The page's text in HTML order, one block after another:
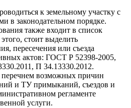
к земельному участку с
в законодательном порядке.
также входит в список
стоит выделить
пересечения или съезда
актов: ГОСТ Р 52398-2005,
П 34.13330.2012.
перечнем возможных причин
и ТУ примыканий, съездов и
регламенте
услуги.